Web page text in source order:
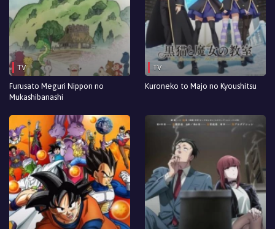
TV
Furusato Meguri Nippon no
Mukashibanashi
TV
Kuroneko to Majo no Kyoushitsu